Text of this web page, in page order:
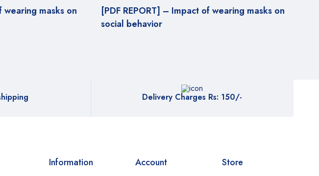
wearing masks on
[PDF REPORT] – Impact of wearing masks on
social behavior
Delivery Charges Rs: 150/-
Information Account Store